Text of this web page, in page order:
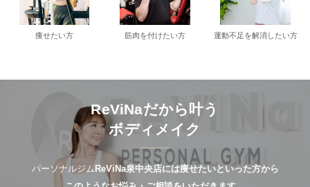
痩せたい方 筋肉を付けたい方 運動不足を解消したい方
ReViNaだから叶う
ボディメイク
パーソナルジム ReViNa泉中央店には痩せたいといった方から